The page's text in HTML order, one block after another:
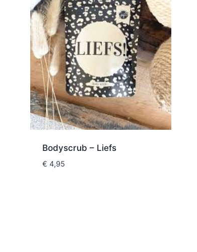
Bodyscrub – Liefs
€ 4,95